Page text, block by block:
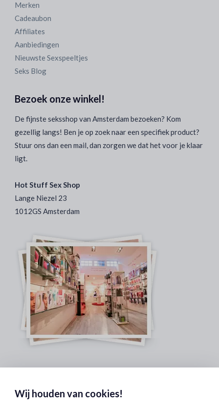
Merken
Cadeaubon
Affiliates
Aanbiedingen
Nieuwste Sexspeeltjes
Seks Blog
Bezoek onze winkel!
De fijnste seksshop van Amsterdam bezoeken? Kom
gezellig langs! Ben je op zoek naar een specifiek product?
Stuur ons dan een mail, dan zorgen we dat het voor je klaar
ligt.
Hot Stuff Sex Shop
Lange Niezel 23
1012GS Amsterdam
Wij houden van cookies!